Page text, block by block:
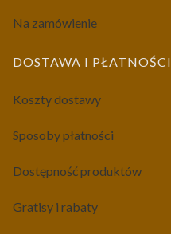
Na zamówienie
DOSTAWA I PŁATNOŚCI
Koszty dostawy
Sposoby płatności
Dostępność produktów
Gratisy i rabaty